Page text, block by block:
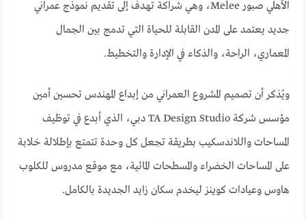
الأهلي صبور Melee، وهي شراكة تهدف إلى تقديم نموذج عمراني
جديد يعتمد على المدن القابلة للحياة التي تدمج بين الجمال
المعماري، الراحة، والذكاء في الإدارة والتخطيط.
ويُذكر أن تصميم المشروع العمراني من إبداع المهندس تحسين أمين
مؤسس شركة TA Design Studio دبي، الذي أبدع في توظيف
المساحات واللاندسكيب بطريقة تجعل كل وحدة تتمتع بإطلالة خلابة
على المساحات الخضراء والمسطحات المائية، مع موقع مدروس للكلوب
هاوس وعيادات كوينز ليخدم سكان زايد الجديدة بالكامل.